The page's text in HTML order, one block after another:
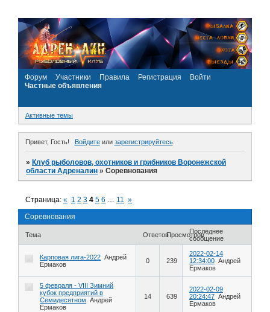
Форум Участники Правила Регистрация
Войти
Частные объявления
Активные темы
Привет, Гость! Войдитеили зарегистрируйтесь.
»Клуб рыболовов, охотников и грибников Воронежской
области Адреналин »Соревнования
Соревнования
Страница:« 1 2 3 4 5 6 … 11 »
Тема ОтветовПросмотровПоследнее
сообщение
Карповая лига-2022 Андрей
Ермаков
0 239
2022-02-14
12:34:00 Андрей
Ермаков
5 февраля - VIII Зимний
кубок предприятий в
Семидесятном
Андрей
Ермаков
14 639
2022-02-09
20:24:47 Андрей
Ермаков